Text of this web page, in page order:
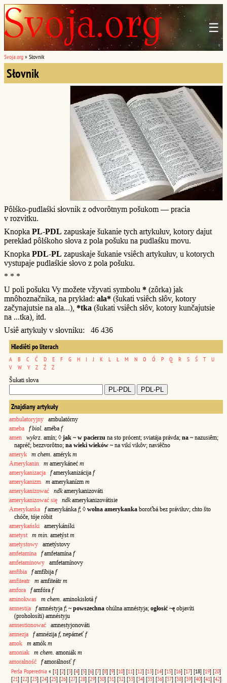
☰
Svoja.org » Słovnik
Słovnik
Pôlśko-pudlaśki słovnik z odvorôtnym pošukom — pracia
v rozvitku.
Knopka PL-PDL zapuskaje šukanie tych artykułuv, kotory dajut
perekład pôlśkoho słova z pola pošuku na pudlaśku movu.
Knopka PDL-PL zapuskaje šukanie vsiêch artykułuv, u kotorych
vystupaje pudlaśkie słovo z pola pošuku.
* * *
U poli pošuku Vy možete vžyvati symbolu * (zôrka) jak
mnôhoznačnika, na prykład: ala* (šukati vsiêch słôv, kotory
začynajutsie na ala...), *tka (šukati vsiêch słôv, kotory kunčajutsie
na ...tka), itd.
Usiê artykuły v słovniku: 46 436
Hlediêti po literach
A B C Ć D E F G H I J K L Ł M N O Ó P Q R S Ś T
U
V
W Y Z Ź Ż
Šukati słova
Znajdiany artykuły
ambulatoryjny ambulatórny
ameba
f biol. améba f
amen
wykrz. amín; ◊ jak ~ w pacierzu na sto prócent; sviatája právda; na ~ nazusiêm;
napréč; bezzvorôtno; na wieki wieków ~ na vikí vikôv; naviêčno
ameryk
m chem. améryk m
Amerykanin
m amerykáneć m
amerykanizacja
famerykanizácija f
amerykanizm
m amerykanízm m
amerykanizować
ndkamerykanizováti
amerykanizować się
ndkamerykanizovátisie
Amerykanka
famerykánka f; ◊ wolna amerykanka boroťbá bez práviłuv; chto što
chóče, tóje róbit
amerykański amerykánśki
ametyst
m min. ametýst m
ametystowy ametýstovy
amfetamina
famfetamína f
amfetaminowy amfetamínovy
amfibia
famfíbija f
amfiteatr
m amfiteátr m
amfora
famfóra f
aminokwas
m chem. aminokisłotá f
amnesti|a
famnéstyja f; ~ powszechna ohúlna amnéstyja; ogłosić ~ę objavíti
(prohołosíti) amnéstyju
amnestionować amnestyjonováti
amnezja
famnézija f, nepámeť f
amok
m amók m
amoniak
m chem. amoniák m
amoralność
famorálnosť f
Perša Poperednia « [1] [2] [3] [4] [5] [6] [7] [8] [9] [10] [11] [12] [13] [14] [15] [16] [17] [18] [19] [20]
[21] [22] [23] [24] [25] [26] [27] [28] [29] [30] [31] [32] [33] [34] [35] [36] [37] [38] [39] [40] [41] [42]